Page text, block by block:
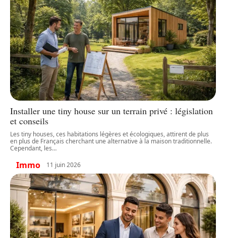
Installer une tiny house sur un terrain privé : législation
et conseils
Les tiny houses, ces habitations légères et écologiques, attirent de plus
en plus de Français cherchant une alternative à la maison traditionnelle.
Cependant, les…
Immo 11 juin 2026